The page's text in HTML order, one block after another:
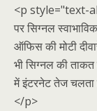
<p style="text-
पर सिग्नल
ऑफिस की मोटी
भी सिग्नल की
में इंटरनेट तेज चलता
</p>